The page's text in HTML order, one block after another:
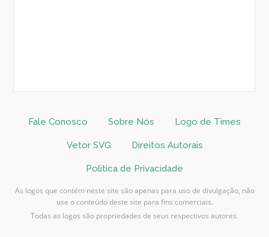
Fale Conosco Sobre Nós Logo de Times
Vetor SVG Direitos Autorais
Politica de Privacidade
As logos que contém neste site são apenas para uso de divulgação, não
use o conteúdo deste site para fins comerciais.
Todas as logos são propriedades de seus respectivos autores.